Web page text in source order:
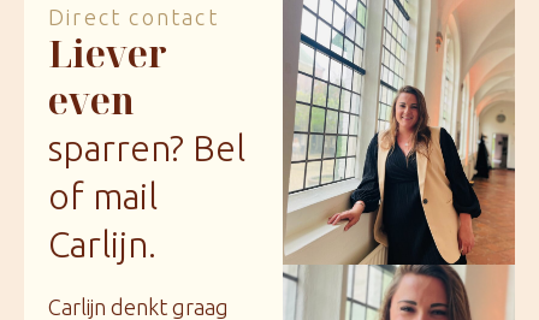
Direct contact
Liever
even
sparren? Bel
of mail
Carlijn.
Carlijn denkt graag